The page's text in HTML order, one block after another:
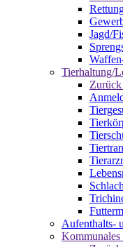
Jagd/
Tierhaltung/
Aufenthalts-
Kommunales